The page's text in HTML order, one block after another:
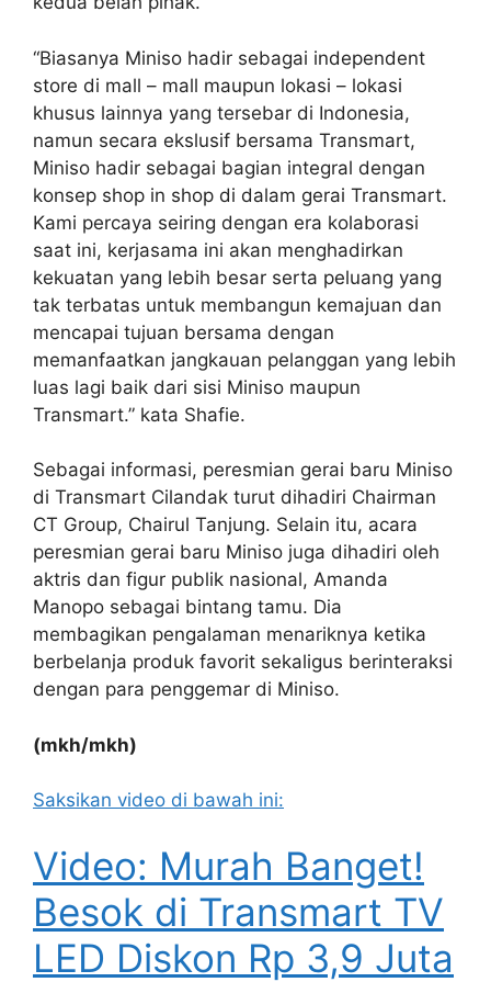
“Biasanya Miniso hadir sebagai independent
store di mall – mall maupun lokasi – lokasi
khusus lainnya yang tersebar di Indonesia,
namun secara ekslusif bersama Transmart,
Miniso hadir sebagai bagian integral dengan
konsep shop in shop di dalam gerai Transmart.
Kami percaya seiring dengan era kolaborasi
saat ini, kerjasama ini akan menghadirkan
kekuatan yang lebih besar serta peluang yang
tak terbatas untuk membangun kemajuan dan
mencapai tujuan bersama dengan
memanfaatkan jangkauan pelanggan yang lebih
luas lagi baik dari sisi Miniso maupun
Transmart.” kata Shafie.
Sebagai informasi, peresmian gerai baru Miniso
di Transmart Cilandak turut dihadiri Chairman
CT Group, Chairul Tanjung. Selain itu, acara
peresmian gerai baru Miniso juga dihadiri oleh
aktris dan figur publik nasional, Amanda
Manopo sebagai bintang tamu. Dia
membagikan pengalaman menariknya ketika
berbelanja produk favorit sekaligus berinteraksi
dengan para penggemar di Miniso.
(mkh/mkh)
Saksikan video di bawah ini:
Video: Murah Banget!
Besok di Transmart TV
LED Diskon Rp 3,9 Juta